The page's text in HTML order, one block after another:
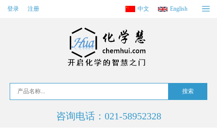
登录 注册 中文 English
咨询电话：021-58952328